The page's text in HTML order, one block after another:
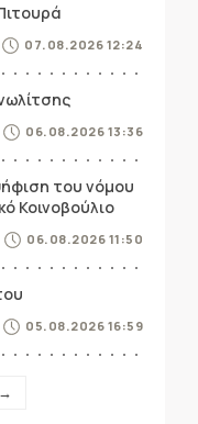
07.08.2026 12:24
06.08.2026 13:36
του νόμου
Κοινοβούλιο
06.08.2026 11:50
05.08.2026 16:59